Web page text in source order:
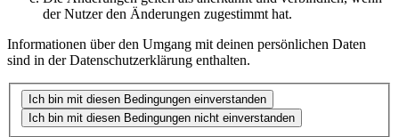
der Nutzer den Änderungen zugestimmt hat.
Informationen über den Umgang mit deinen persönlichen Daten
sind in der Datenschutzerklärung enthalten.